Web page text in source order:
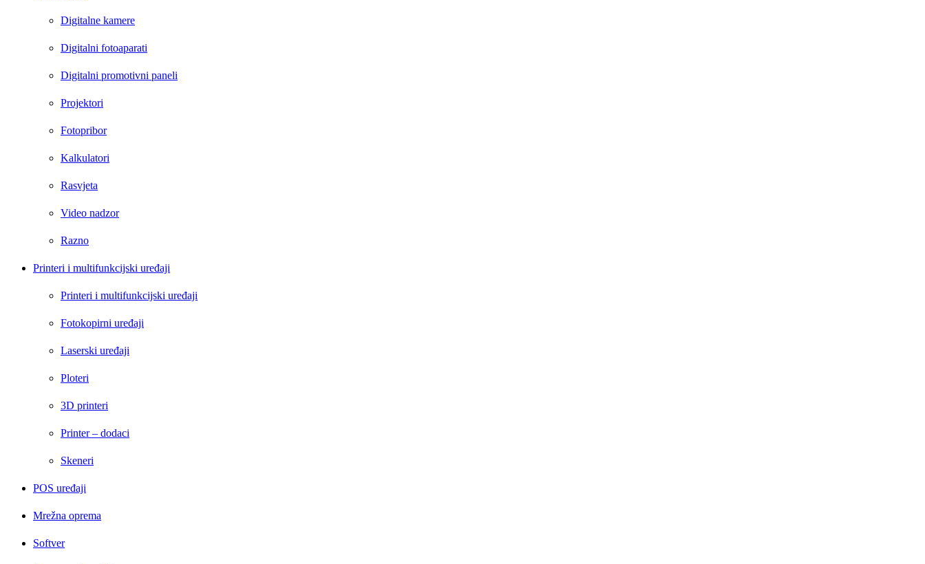
Digitalne kamere
Digitalni fotoaparati
Digitalni promotivni paneli
Projektori
Fotopribor
Kalkulatori
Rasvjeta
Video nadzor
Razno
Printeri i multifunkcijski uređaji
Printeri i multifunkcijski uređaji
Fotokopirni uređaji
Laserski uređaji
Ploteri
3D printeri
Printer – dodaci
Skeneri
POS uređaji
Mrežna oprema
Softver